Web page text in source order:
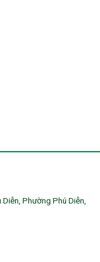
Phường Phú Diễn,